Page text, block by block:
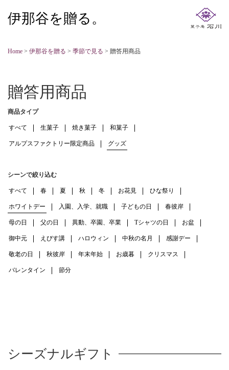
伊那谷を贈る。
Home > 伊那谷を贈る > 季節で見る > 贈答用商品
贈答用商品
商品タイプ
すべて 生菓子 焼き菓子 和菓子
アルプスファクトリー限定商品 グッズ
シーンで絞り込む
すべて 春 夏 秋 冬 お花見 ひな祭り
ホワイトデー 入園、入学、就職 子どもの日 春彼岸
母の日 父の日 異動、卒園、卒業 Tシャツの日 お盆
御中元 えびす講 ハロウィン 中秋の名月 感謝デー
敬老の日 秋彼岸 年末年始 お歳暮 クリスマス
バレンタイン 節分
シーズナルギフト